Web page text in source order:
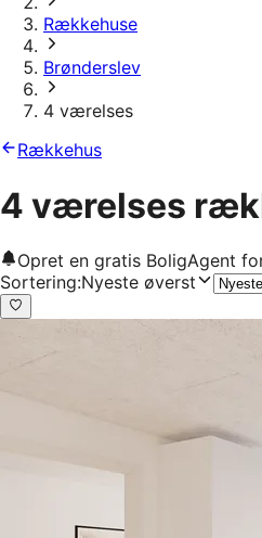
Rækkehuse
Brønderslev
4 værelses
Rækkehus
4 værelses
Opret en gratis BoligAgent
Sortering:Nyeste øverst